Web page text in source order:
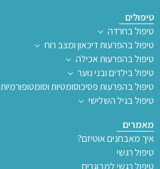
טיפולים
טיפול בחרדה
טיפול בהפרעות דיכאון ומצב רוח
טיפול בהפרעות אכילה
טיפול בילדים ובני נוער
טיפול בהפרעות פסיכוסומטיות וסומטופורמיות
טיפול בגיל השלישי
מאמרים
איך מאבחנים אוטיזם?
טיפול רגשי
טיפול רגשי למבוגרים